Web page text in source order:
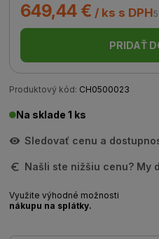
649,44 € / ks s DPH
PRIDAŤ
Produktový kód: CH0500023
Na sklade 1 ks
Sledovať cenu a
Našli ste nižšiu cenu? My
Využite výhodné možnosti
nákupu na splátky.